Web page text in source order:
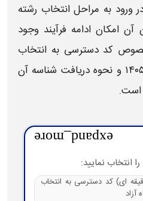
ورود به مراحلانتخاب رشته
امکان ادامه فرآیند وجود
خصوص کد دسترسی به انتخاب
و نحوهدریافت شناسه آن
است.
expand_more
انتخاب نمایید:
برنزی (15 دقیقه ای) کد دسترسی به انتخاب
آزاد